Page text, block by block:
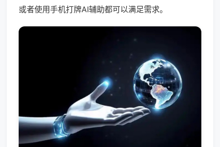
或者使用手机打牌AI辅助都可以满足需求。